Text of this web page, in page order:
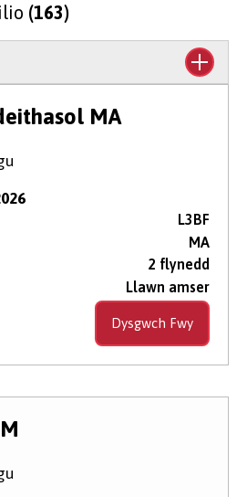
(163)
MA
L3BF
MA
2 flynedd
Llawn amser
Dysgwch Fwy